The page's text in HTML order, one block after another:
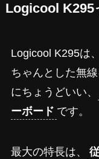
Logicool K295
Logicool K295は
ちゃんとした無
にちょうどいい、
ーボード です。
最大の特長は、